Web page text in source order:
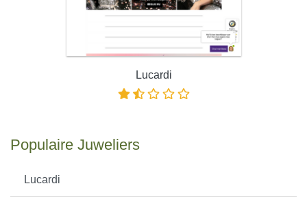
Lucardi
Populaire Juweliers
Lucardi